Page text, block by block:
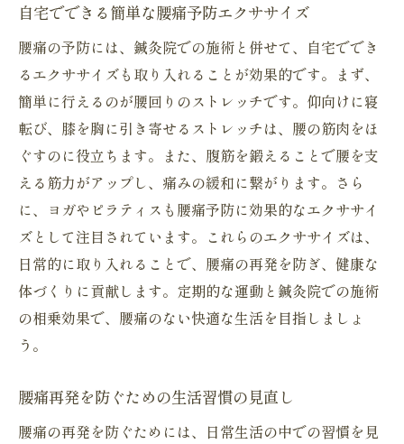
自宅でできる簡単な腰痛予防エクササイズ
腰痛の予防には、鍼灸院での施術と併せて、自宅ででき
るエクササイズも取り入れることが効果的です。まず、
簡単に行えるのが腰回りのストレッチです。仰向けに寝
転び、膝を胸に引き寄せるストレッチは、腰の筋肉をほ
ぐすのに役立ちます。また、腹筋を鍛えることで腰を支
える筋力がアップし、痛みの緩和に繋がります。さら
に、ヨガやピラティスも腰痛予防に効果的なエクササイ
ズとして注目されています。これらのエクササイズは、
日常的に取り入れることで、腰痛の再発を防ぎ、健康な
体づくりに貢献します。定期的な運動と鍼灸院での施術
の相乗効果で、腰痛のない快適な生活を目指しましょ
う。
腰痛再発を防ぐための生活習慣の見直し
腰痛の再発を防ぐためには、日常生活の中での習慣を見